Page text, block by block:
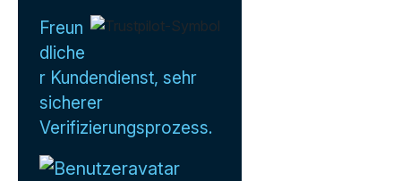
Freun
dliche
r Kundendienst, sehr
sicherer
Verifizierungsprozess.